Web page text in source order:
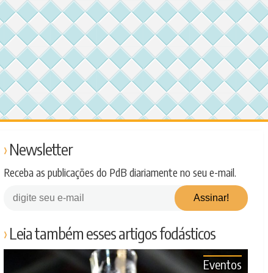
Newsletter
Receba as publicações do PdB diariamente no seu e-mail.
Leia também esses artigos fodásticos
Eventos